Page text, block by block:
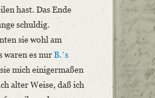
hast. Das Ende
schuldig.
sie wohl am
waren es nurB.ʼs
mich einigermaßen
alter Weise, daß ich